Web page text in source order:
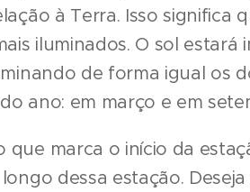
à Terra. Isso significa
iluminados. O sol estará
de forma igual os
ano: em março e em
marca o início da
dessa estação.